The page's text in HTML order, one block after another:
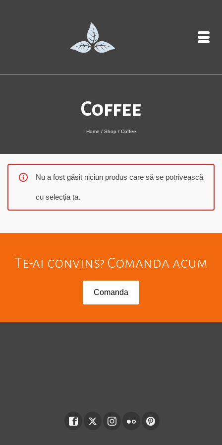
Coffee
Home / Shop / Coffee
Nu a fost găsit niciun produs care să se potrivească
cu selecția ta.
Te-ai convins? Comanda acum
Comanda